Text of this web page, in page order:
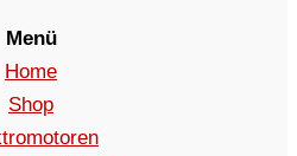
Menü
Home
Shop